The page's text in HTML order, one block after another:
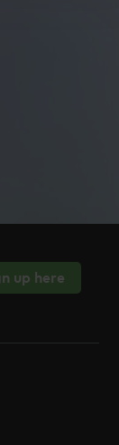
up here